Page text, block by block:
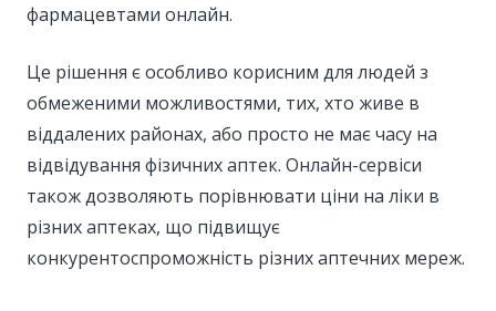
фармацевтами онлайн.
Це рішення є особливо корисним для людей з
обмеженими можливостями, тих, хто живе в
віддалених районах, або просто не має часу на
відвідування фізичних аптек. Онлайн-сервіси
також дозволяють порівнювати ціни на ліки в
різних аптеках, що підвищує
конкурентоспроможність різних аптечних мереж.